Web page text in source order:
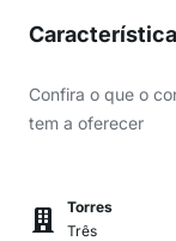
Confira o que o
tem a oferecer
Torres
Três